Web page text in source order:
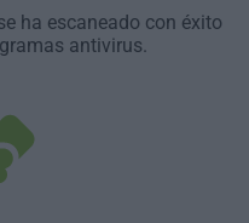
ha escaneado con éxito
antivirus.